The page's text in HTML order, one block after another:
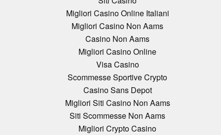
Migliori Casino Online Italiani
Migliori Casino Non Aams
Casino Non Aams
Migliori Casino Online
Visa Casino
Scommesse Sportive Crypto
Casino Sans Depot
Migliori Siti Casino Non Aams
Siti Scommesse Non Aams
Migliori Crypto Casino